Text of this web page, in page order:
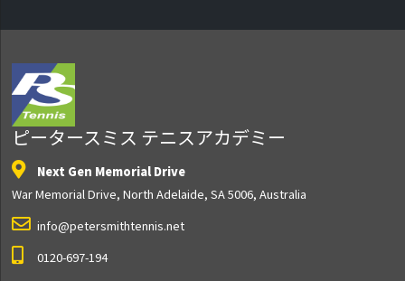
ピータースミス テニスアカデミー
Next Gen Memorial Drive
War Memorial Drive, North Adelaide, SA 5006, Australia
info@petersmithtennis.net
0120-697-194